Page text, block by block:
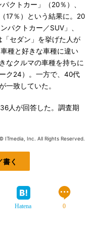
クトカー」（20％）、
17％）という結果に。20
パクトカー／SUV」、
セダン」を挙げた人が
種と好きな車種に違い
なクルマの車種を持ちに
ク24）。一方で、40代
一致していた。
人が回答した。調査期
ITmedia, Inc. All Rights Reserved.
書く
Hatena 0